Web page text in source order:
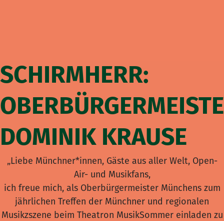
SCHIRMHERR:
DOMINIK KRAUSE
„Liebe Münchner*innen, Gäste aus aller Welt, Open-
Air- und Musikfans,
ich freue mich, als Oberbürgermeister Münchens zum
jährlichen Treffen der Münchner und regionalen
Musikzszene beim Theatron MusikSommer einladen zu